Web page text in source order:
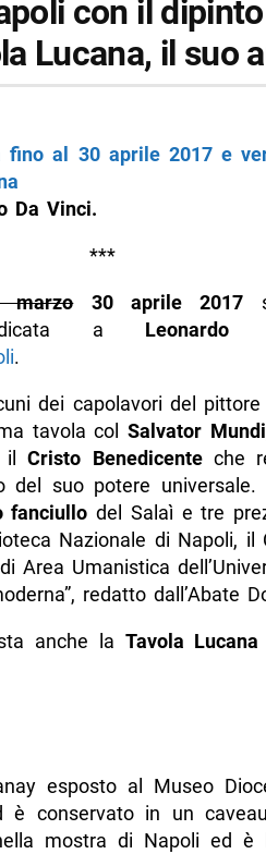
con il
Lucana, il suo
fino al 30 aprile 2017 e
Da Vinci.
***
marzo30 aprile 2017
a
.
dei capolavori del
tavola colSalvator
ilCristo Benedicente che
del suo potere universale.
fanciullo del Salaì e tre
Nazionale di Napoli, il
Area Umanistica
redatto dall’Abate
anche la Tavola Lucana
esposto al Museo
è conservato in un
mostra di Napoli ed